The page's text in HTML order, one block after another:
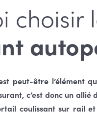
choisir
peut-être
c’est donc un
coulissant sur rail